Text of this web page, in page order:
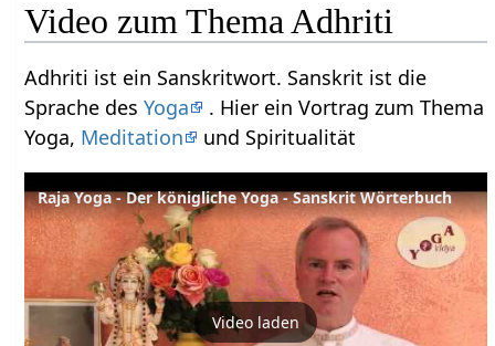
Video zum Thema Adhriti
Adhriti ist ein Sanskritwort. Sanskrit ist die
Sprache desYoga
. Hier ein Vortrag zum Thema
Yoga, Meditation und Spiritualität
Raja Yoga - Der königliche Yoga - Sanskrit Wörterbuch
Video laden